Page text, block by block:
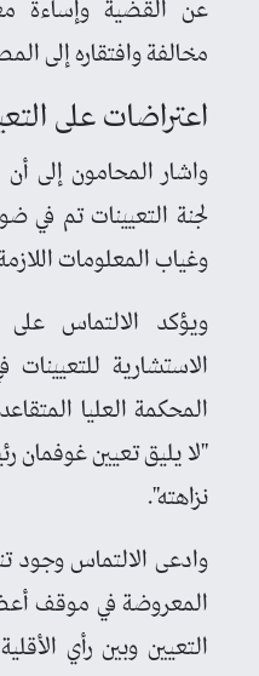
عن القضية وإساءة
مخالفة وافتقاره إلى
اعتراضات على
واشار المحامون إلى
لجنة التعيينات تم في
وغياب المعلومات
ويؤكد الالتماس
الاستشارية
المحكمة العليا
"لا يليق تعيين غوفمان
نزاهته".
وادعى الالتماس وجود
المعروضة في موقف
التعيين وبين رأي